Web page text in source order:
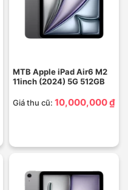
MTB Apple iPad Air6 M2
11inch (2024) 5G 512GB
Giá thu cũ: 10,000,000 ₫